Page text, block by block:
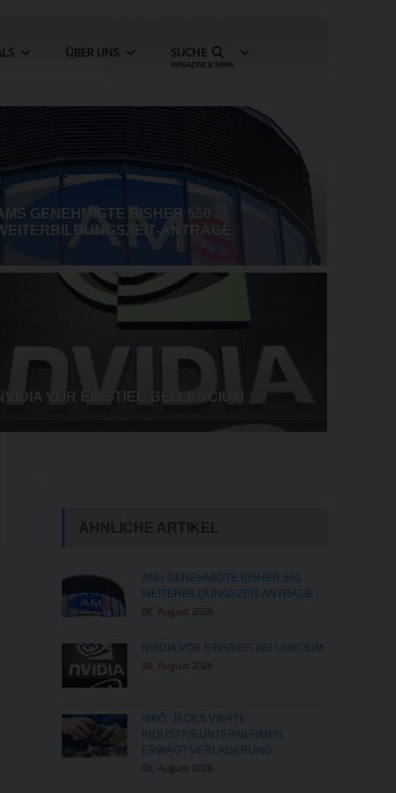
ÜBER UNS SUCHE
MAGAZINE & NEWS
TRUMP WILL ERNEUT ABSETZUNG
US-NOTENBANKERIN
REGIERUNG FEILT NOCH AN
FÜR BAUERN
ÄHNLICHE ARTIKEL
AMS GENEHMIGTE BISHER 550
WEITERBILDUNGSZEIT-ANTRÄGE
08. August 2026
NVIDIA VOR EINSTIEG BEI LANCIUM
08. August 2026
WKÖ: JEDES VIERTE
INDUSTRIEUNTERNEHMEN
ERWÄGT VERLAGERUNG
08. August 2026